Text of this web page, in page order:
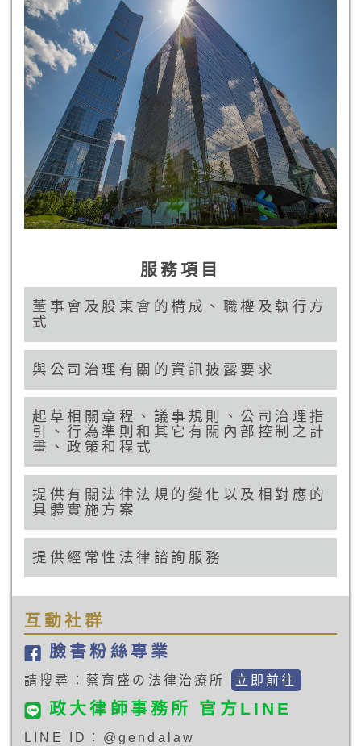
服務項目
董事會及股東會的構成、職權及執行方
式
與公司治理有關的資訊披露要求
起草相關章程、議事規則、公司治理指
引、行為準則和其它有關內部控制之計
畫、政策和程式
提供有關法律法規的變化以及相對應的
具體實施方案
提供經常性法律諮詢服務
互動社群
臉書粉絲專業
請搜尋：蔡育盛の法律治療所 立即前往
政大律師事務所 官方LINE
LINE ID：@gendalaw